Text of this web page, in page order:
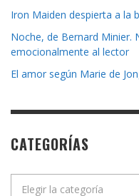
Iron Maiden despierta a la
Noche, de Bernard Minier.
emocionalmente al lector
El amor según Marie de
CATEGORÍAS